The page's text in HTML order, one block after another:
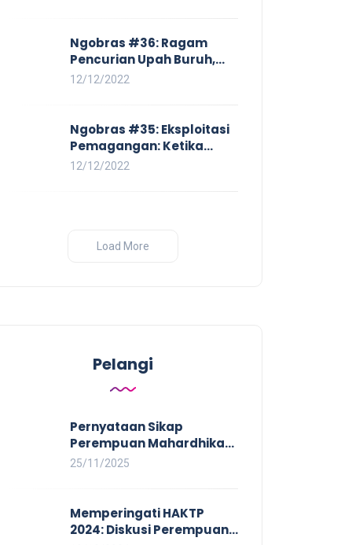
Ngobras #36: Ragam
Pencurian Upah Buruh,
Mulai Dari No Work No Pay
12/12/2022
Ngobras #35: Eksploitasi
Pemagangan: Ketika
Instituasi Pendidikan
12/12/2022
Load More
Pelangi
Pernyataan Sikap
Perempuan Mahardhika
pada Aksi Nasional 16
Tidak Akan Terwujud
dalam Rezim Anti
25/11/2025
Memperingati HAKTP
2024: Diskusi Perempuan